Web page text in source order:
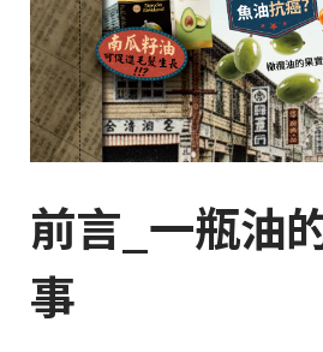
前言_一瓶油
事